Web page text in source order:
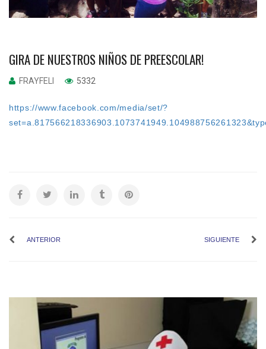
GIRA DE NUESTROS NIÑOS DE PREESCOLAR!
FRAYFELI 5332
https://www.facebook.com/media/set/?
ANTERIOR SIGUIENTE